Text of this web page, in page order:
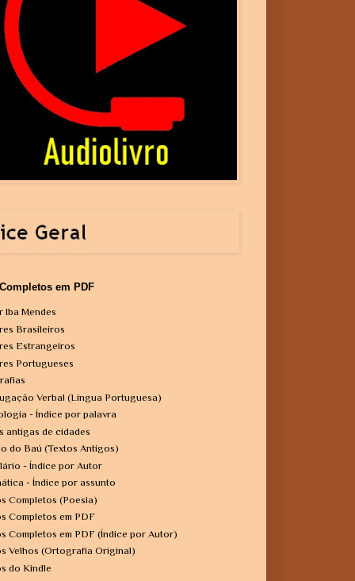
em PDF
Iba Mendes
Brasileiros
Estrangeiros
Portugueses
Verbal (Língua Portuguesa)
- Índice por palavra
antigas de cidades
do Baú (Textos Antigos)
- Índice por Autor
- Índice por assunto
Completos (Poesia)
Completos em PDF
Completos em PDF (Índice por Autor)
Velhos (Ortografia Original)
do Kindle